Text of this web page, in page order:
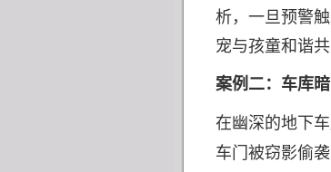
析，一旦预警
宠与孩童和谐共
案例二：车库
在幽深的地下
车门被窃影偷袭